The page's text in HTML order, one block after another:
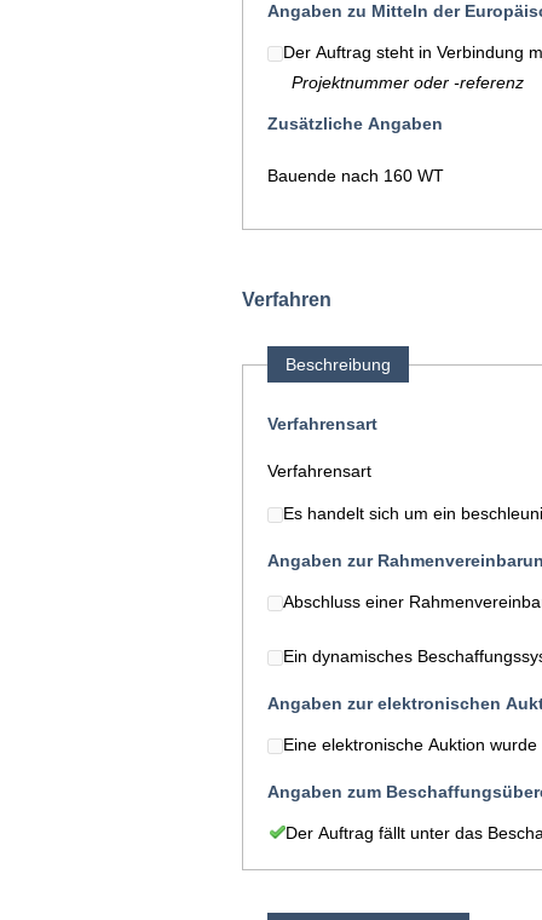
Angaben zu Mitteln der
Der Auftrag steht in Verbindung
Projektnummer oder -referenz
Zusätzliche Angaben
Bauende nach 160 WT
Verfahren
Beschreibung
Verfahrensart
Verfahrensart
Es handelt sich um ein
Angaben zur
Abschluss einer
Ein dynamisches
Angaben zur elektronischen
Eine elektronische Auktion
Angaben zum
Der Auftrag fällt unter das